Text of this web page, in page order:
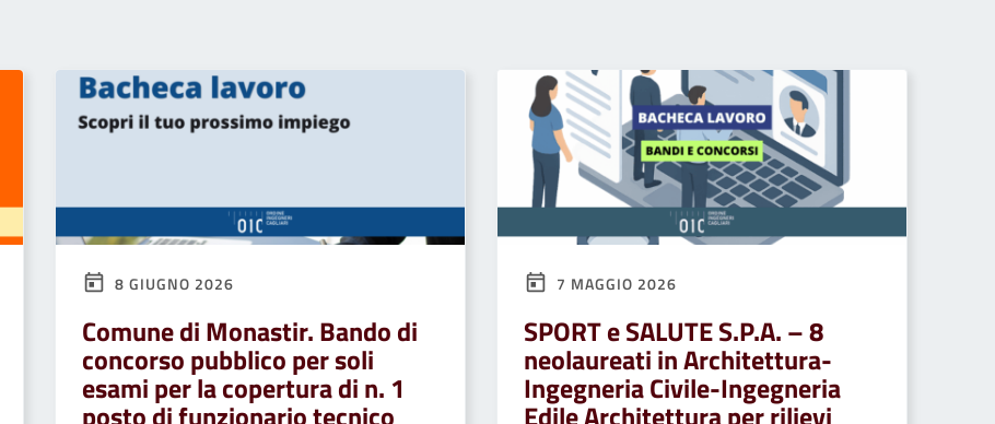
8 GIUGNO 2026
Comune di Monastir. Bando di
concorso pubblico per soli
esami per la copertura di n. 1
7 MAGGIO 2026
SPORT e SALUTE S.P.A. – 8
neolaureati in Architettura-
Ingegneria Civile-Ingegneria